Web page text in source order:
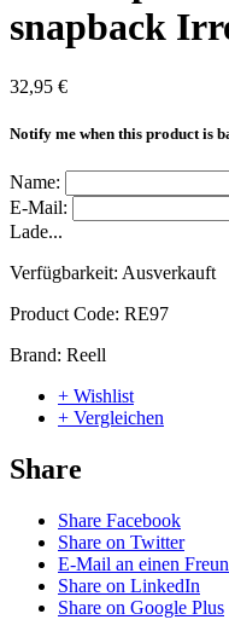
snapback
32,95 €
Notify me when this product is
Name:
E-Mail:
Lade...
Verfügbarkeit: Ausverkauft
Product Code: RE97
Brand: Reell
+ Wishlist
+ Vergleichen
Share
Share Facebook
Share on Twitter
E-Mail an einen
Share on LinkedIn
Share on Google Plus